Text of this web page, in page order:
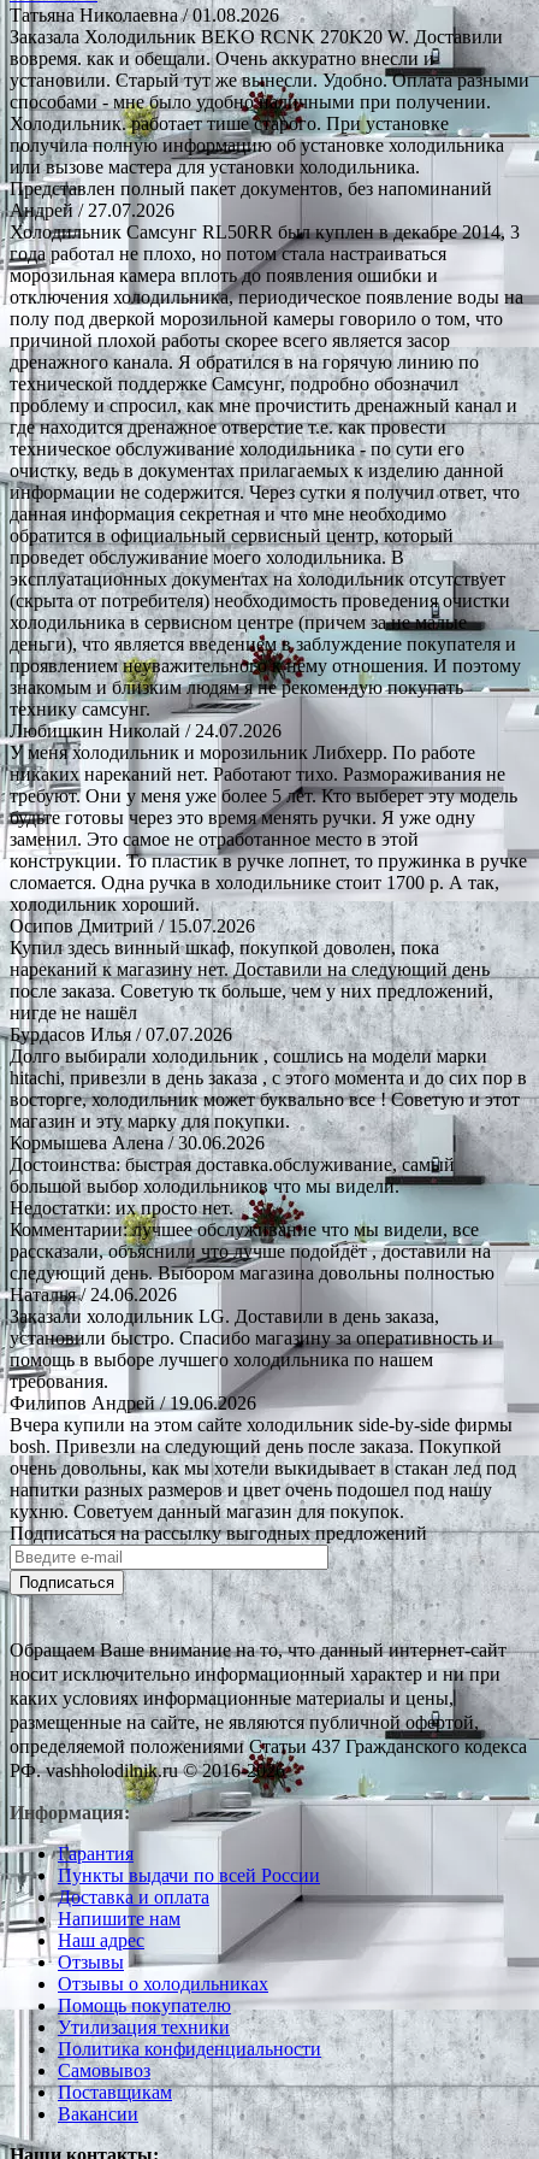
Татьяна Николаевна/ 01.08.2026
Заказала Холодильник BEKO RCNK 270K20 W. Доставили
вовремя. как и обещали. Очень аккуратно внесли и
установили. Старый тут же вынесли. Удобно. Оплата разными
способами - мне было удобно наличными при получении.
Холодильник. работает тише старого. При установке
получила полную информацию об установке холодильника
или вызове мастера для установки холодильника.
Представлен полный пакет документов, без напоминаний
Андрей/ 27.07.2026
Холодильник Самсунг RL50RR был куплен в декабре 2014, 3
года работал не плохо, но потом стала настраиваться
морозильная камера вплоть до появления ошибки и
отключения холодильника, периодическое появление воды на
полу под дверкой морозильной камеры говорило о том, что
причиной плохой работы скорее всего является засор
дренажного канала. Я обратился в на горячую линию по
технической поддержке Самсунг, подробно обозначил
проблему и спросил, как мне прочистить дренажный канал и
где находится дренажное отверстие т.е. как провести
техническое обслуживание холодильника - по сути его
очистку, ведь в документах прилагаемых к изделию данной
информации не содержится. Через сутки я получил ответ, что
данная информация секретная и что мне необходимо
обратится в официальный сервисный центр, который
проведет обслуживание моего холодильника. В
эксплуатационных документах на холодильник отсутствует
(скрыта от потребителя) необходимость проведения очистки
холодильника в сервисном центре (причем за не малые
деньги), что является введением в заблуждение покупателя и
проявлением неуважительного к нему отношения. И поэтому
знакомым и близким людям я не рекомендую покупать
технику самсунг.
Любишкин Николай / 24.07.2026
У меня холодильник и морозильник Либхерр. По работе
никаких нареканий нет. Работают тихо. Размораживания не
требуют. Они у меня уже более 5 лет. Кто выберет эту модель
будьте готовы через это время менять ручки. Я уже одну
заменил. Это самое не отработанное место в этой
конструкции. То пластик в ручке лопнет, то пружинка в ручке
сломается. Одна ручка в холодильнике стоит 1700 р. А так,
холодильник хороший.
Осипов Дмитрий/ 15.07.2026
Купил здесь винный шкаф, покупкой доволен, пока
нареканий к магазину нет. Доставили на следующий день
после заказа. Советую тк больше, чем у них предложений,
нигде не нашёл
Бурдасов Илья / 07.07.2026
Долго выбирали холодильник , сошлись на модели марки
hitachi, привезли в день заказа , с этого момента и до сих пор в
восторге, холодильник может буквально все ! Советую и этот
магазин и эту марку для покупки.
Кормышева Алена / 30.06.2026
Достоинства: быстрая доставка.обслуживание, самый
большой выбор холодильников что мы видели.
Недостатки: их просто нет.
Комментарии: лучшее обслуживание что мы видели, все
рассказали, объяснили что лучше подойдёт , доставили на
следующий день. Выбором магазина довольны полностью
Наталья/ 24.06.2026
Заказали холодильник LG. Доставили в день заказа,
установили быстро. Спасибо магазину за оперативность и
помощь в выборе лучшего холодильника по нашем
требования.
Филипов Андрей/ 19.06.2026
Вчера купили на этом сайте холодильник side-by-side фирмы
bosh. Привезли на следующий день после заказа. Покупкой
очень довольны, как мы хотели выкидывает в стакан лед под
напитки разных размеров и цвет очень подошел под нашу
кухню. Советуем данный магазин для покупок.
Подписаться на рассылку выгодных предложений
Подписаться
Обращаем Ваше внимание на то, что данный интернет-сайт
носит исключительно информационный характер и ни при
каких условиях информационные материалы и цены,
размещенные на сайте, не являются публичной офертой,
определяемой положениями Статьи 437 Гражданского кодекса
РФ. vashholodilnik.ru © 2016-2026
Информация:
Гарантия
Пункты выдачи по всей России
Доставка и оплата
Напишите нам
Наш адрес
Отзывы
Отзывы о холодильниках
Помощь покупателю
Утилизация техники
Политика конфиденциальности
Самовывоз
Поставщикам
Вакансии
Наши контакты: